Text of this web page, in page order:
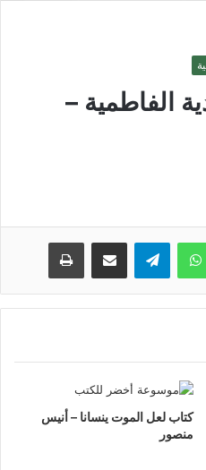
الفاطمية –
واتساب تيلقرام مشاركة عبر البريد طباعة
كتاب لعل الموت ينسانا – أنيس
منصور